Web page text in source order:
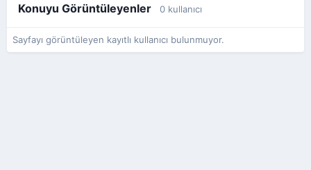
Konuyu Görüntüleyenler 0 kullanıcı
Sayfayı görüntüleyen kayıtlı kullanıcı bulunmuyor.